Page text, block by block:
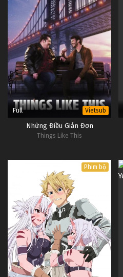
Full Vietsub
Những Điều Giản Đơn
Things Like This
Phim bộ